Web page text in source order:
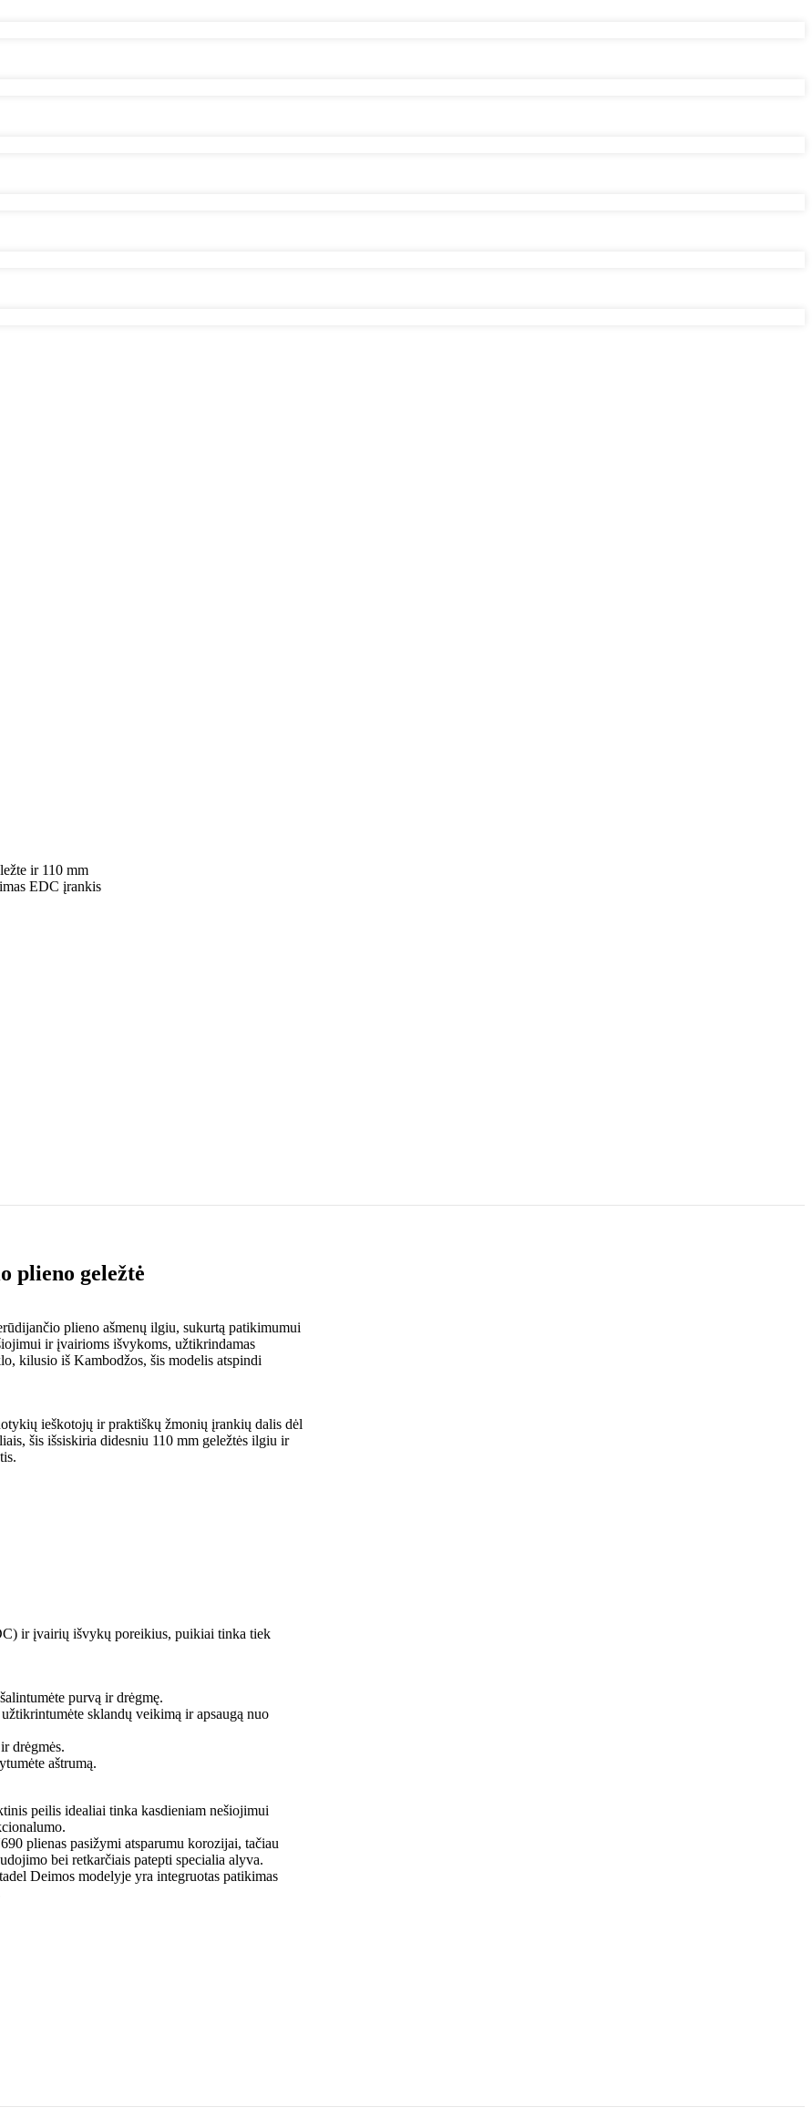
ir 110 mm
EDC įrankis
plieno geležtė
plieno ašmenų ilgiu, sukurtą patikimumui
ir įvairioms išvykoms, užtikrindamas
kilusio iš Kambodžos, šis modelis atspindi
ieškotojų ir praktiškų žmonių įrankių dalis dėl
šis išsiskiria didesniu 110 mm geležtės ilgiu ir
ir įvairių išvykų poreikius, puikiai tinka tiek
purvą ir drėgmę.
sklandų veikimą ir apsaugą nuo
drėgmės.
aštrumą.
peilis idealiai tinka kasdieniam nešiojimui
plienas pasižymi atsparumu korozijai, tačiau
bei retkarčiais patepti specialia alyva.
Deimos modelyje yra integruotas patikimas